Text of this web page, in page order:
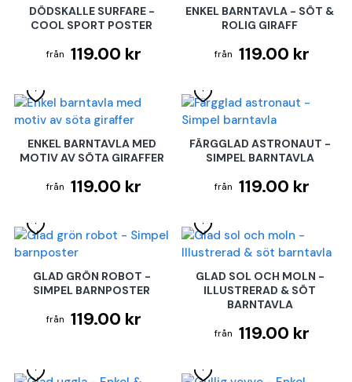
DÖDSKALLE SURFARE -
COOL SPORT POSTER
119.00 kr
ENKEL BARNTAVLA - SÖT &
ROLIG GIRAFF
119.00 kr
ENKEL BARNTAVLA MED
MOTIV AV SÖTA GIRAFFER
119.00 kr
FÄRGGLAD ASTRONAUT -
SIMPEL BARNTAVLA
119.00 kr
GLAD GRÖN ROBOT -
SIMPEL BARNPOSTER
119.00 kr
GLAD SOL OCH MOLN -
ILLUSTRERAD & SÖT
BARNTAVLA
119.00 kr